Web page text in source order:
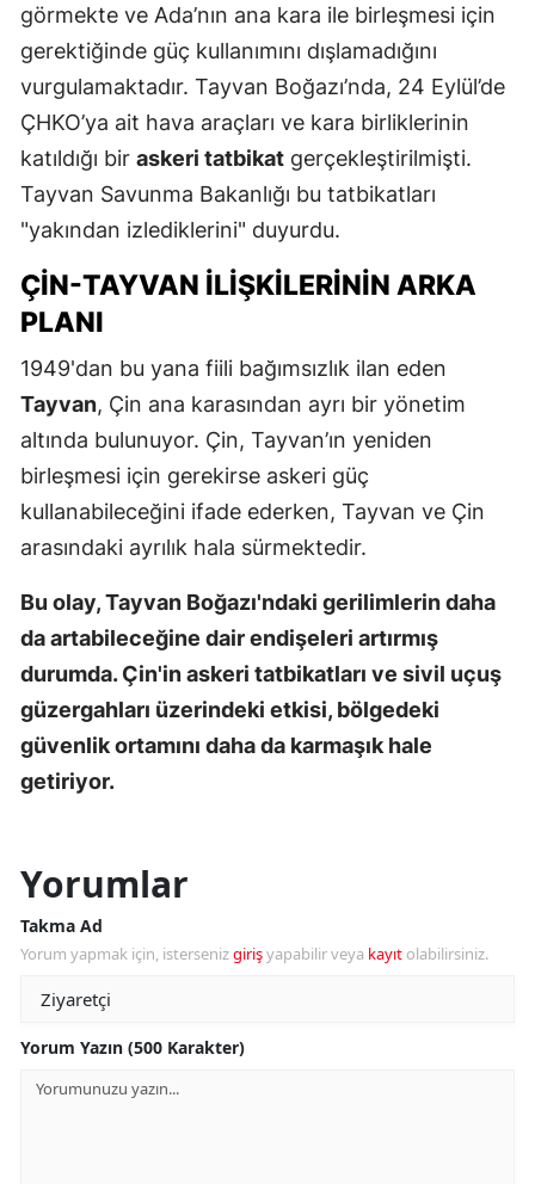
görmekte ve Ada’nın ana kara ile birleşmesi için
gerektiğinde güç kullanımını dışlamadığını
vurgulamaktadır. Tayvan Boğazı’nda, 24 Eylül’de
ÇHKO’ya ait hava araçları ve kara birliklerinin
katıldığı bir askeri tatbikat gerçekleştirilmişti.
Tayvan Savunma Bakanlığı bu tatbikatları
"yakından izlediklerini" duyurdu.
ÇIN-TAYVAN İLIŞKILERININ ARKA
PLANI
1949'dan bu yana fiili bağımsızlık ilan eden
Tayvan, Çin ana karasından ayrı bir yönetim
altında bulunuyor. Çin, Tayvan’ın yeniden
birleşmesi için gerekirse askeri güç
kullanabileceğini ifade ederken, Tayvan ve Çin
arasındaki ayrılık hala sürmektedir.
Bu olay, Tayvan Boğazı'ndaki gerilimlerin daha
da artabileceğine dair endişeleri artırmış
durumda. Çin'in askeri tatbikatları ve sivil uçuş
güzergahları üzerindeki etkisi, bölgedeki
güvenlik ortamını daha da karmaşık hale
getiriyor.
Yorumlar
Takma Ad
Yorum yapmak için, istersenizgirişyapabilir veya kayıt olabilirsiniz.
Yorum Yazın (500 Karakter)